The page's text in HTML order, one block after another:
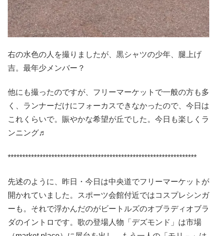
右の水色の人を撮りましたが、黒シャツの少年、腿上げ
吉。最年少メンバー？
他にも撮ったのですが、フリーマーケットで一般の方も多
く、ランナーだけにフォーカスできなかったので、今日は
これくらいで。賑やかな希望が丘でした。今日も楽しくラ
ンニング♬
*****************************************************************
先述のように、昨日・今日は中央道でフリーマーケットが
開かれていました。スポーツ会館付近ではコスプレシンガ
ーも。それで浮かんだのがビートルズのオブラディオブラ
ダのイントロです。歌の登場人物「デズモンド」は市場